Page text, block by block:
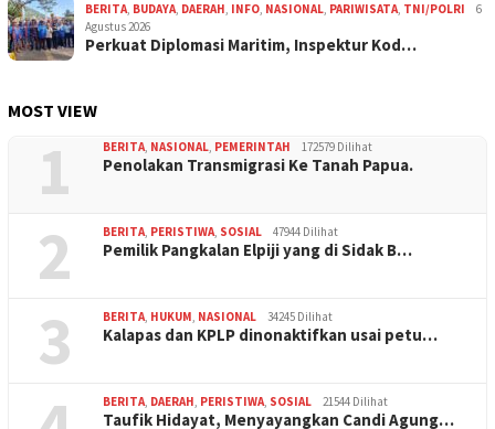
BERITA, BUDAYA, DAERAH, INFO, NASIONAL, PARIWISATA, TNI/POLRI
6
Agustus 2026
Perkuat Diplomasi Maritim, Inspektur Kod…
MOST VIEW
1 BERITA, NASIONAL, PEMERINTAH 172579 Dilihat
Penolakan Transmigrasi Ke Tanah Papua.
2 BERITA, PERISTIWA, SOSIAL 47944 Dilihat
Pemilik Pangkalan Elpiji yang di Sidak B…
3 BERITA, HUKUM, NASIONAL 34245 Dilihat
Kalapas dan KPLP dinonaktifkan usai petu…
BERITA, DAERAH, PERISTIWA, SOSIAL 21544 Dilihat
Taufik Hidayat, Menyayangkan Candi Agung…